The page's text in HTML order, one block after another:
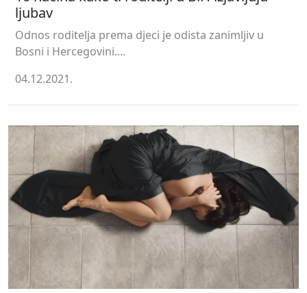
ljubav
Odnos roditelja prema djeci je odista zanimljiv u
Bosni i Hercegovini....
04.12.2021.